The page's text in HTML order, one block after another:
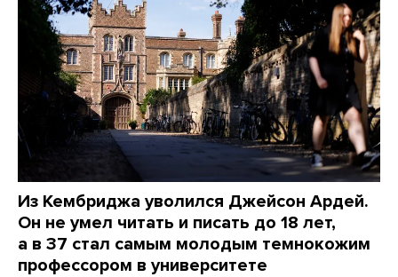
Из Кембриджа уволился Джейсон Ардей.
Он не умел читать и писать до 18 лет,
а в 37 стал самым молодым темнокожим
профессором в университете